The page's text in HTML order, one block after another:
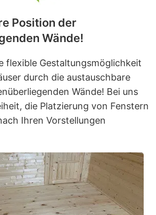
Position der
Wände!
flexible Gestaltungsmöglichkeit
durch die austauschbare
Wände! Bei uns
die Platzierung von Fenstern
Ihren Vorstellungen